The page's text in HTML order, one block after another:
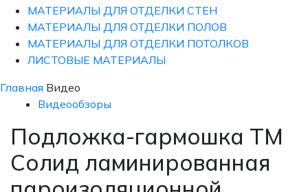
МАТЕРИАЛЫ ДЛЯ ОТДЕЛКИ СТЕН
МАТЕРИАЛЫ ДЛЯ ОТДЕЛКИ ПОЛОВ
МАТЕРИАЛЫ ДЛЯ ОТДЕЛКИ ПОТОЛКОВ
ЛИСТОВЫЕ МАТЕРИАЛЫ
Главная Видео
Видеообзоры
Подложка-гармошка ТМ
Солид ламинированная